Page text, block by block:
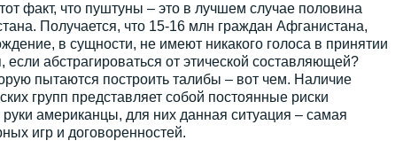
факт, что пуштуны – это в лучшем случае половина
Получается, что 15-16 млн граждан Афганистана,
в сущности, не имеют никакого голоса в принятии
абстрагироваться от этической составляющей?
пытаются построить талибы – вот чем. Наличие
групп представляет собой постоянные риски
американцы, для них данная ситуация – самая
игр и договоренностей.